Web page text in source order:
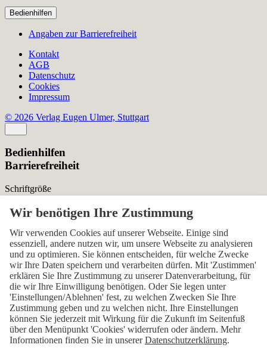
Bedienhilfen
Angaben zur Barrierefreiheit
Kontakt
AGB
Datenschutz
Cookies
Impressum
© 2026 Verlag Eugen Ulmer, Stuttgart
Bedienhilfen
Barrierefreiheit
Schriftgröße
Normal Zurücksetzen
Kontrast
Normal Hoch Normal
Menü sichtbar
Ja Nein Ja
Über den ersten Skip-Link der Seite „Barrierefreiheits-
Einstellungen“ können Sie das Menü jederzeit wieder einblenden.
Einstellungen
Wir verwenden Cookies auf unserer Webseite. Einige sind
essenziell, andere nutzen wir, um unsere Webseite zu analysieren
und zu optimieren. Sie können entscheiden, für welche Zwecke
wir Ihre Daten speichern und verarbeiten dürfen. Mit 'Zustimmen'
erklären Sie Ihre Zustimmung zu unserer Datenverarbeitung, für
die wir Ihre Einwilligung benötigen. Oder Sie legen unter
'Einstellungen/Ablehnen' fest, zu welchen Zwecken Sie Ihre
Zustimmung geben und zu welchen nicht. Ihre Einstellungen
können Sie jederzeit mit Wirkung für die Zukunft im Seitenfuß
über den Menüpunkt 'Cookies' widerrufen oder ändern. Mehr
Informationen finden Sie in unsererDatenschutzerklärung.